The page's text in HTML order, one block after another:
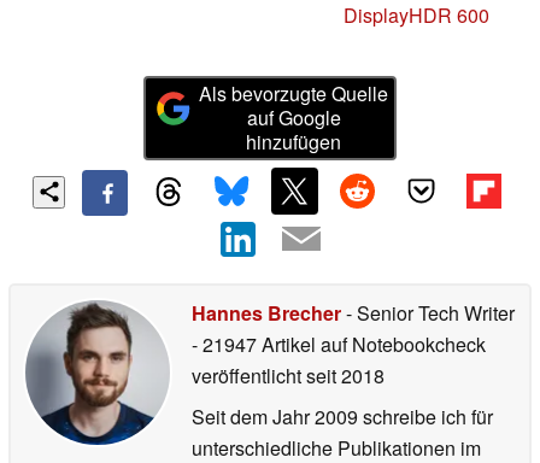
DisplayHDR 600
Als bevorzugte Quelle
auf Google
hinzufügen
Hannes Brecher- Senior Tech Writer
- 21947 Artikel auf Notebookcheck
veröffentlichtseit 2018
Seit dem Jahr 2009 schreibe ich für
unterschiedliche Publikationen im